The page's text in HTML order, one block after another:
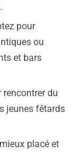
pour
ou
et bars
rencontrer du
jeunes fêtards
placé et